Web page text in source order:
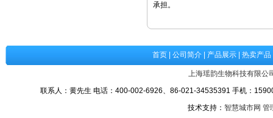
承担。
首页 公司简介 产品展示 热卖产品
上海瑶韵生物科技有限公
联系人：黄先生 电话：400-002-6926、86-021-34535391 手机：
技术支持： 智慧城市网 管